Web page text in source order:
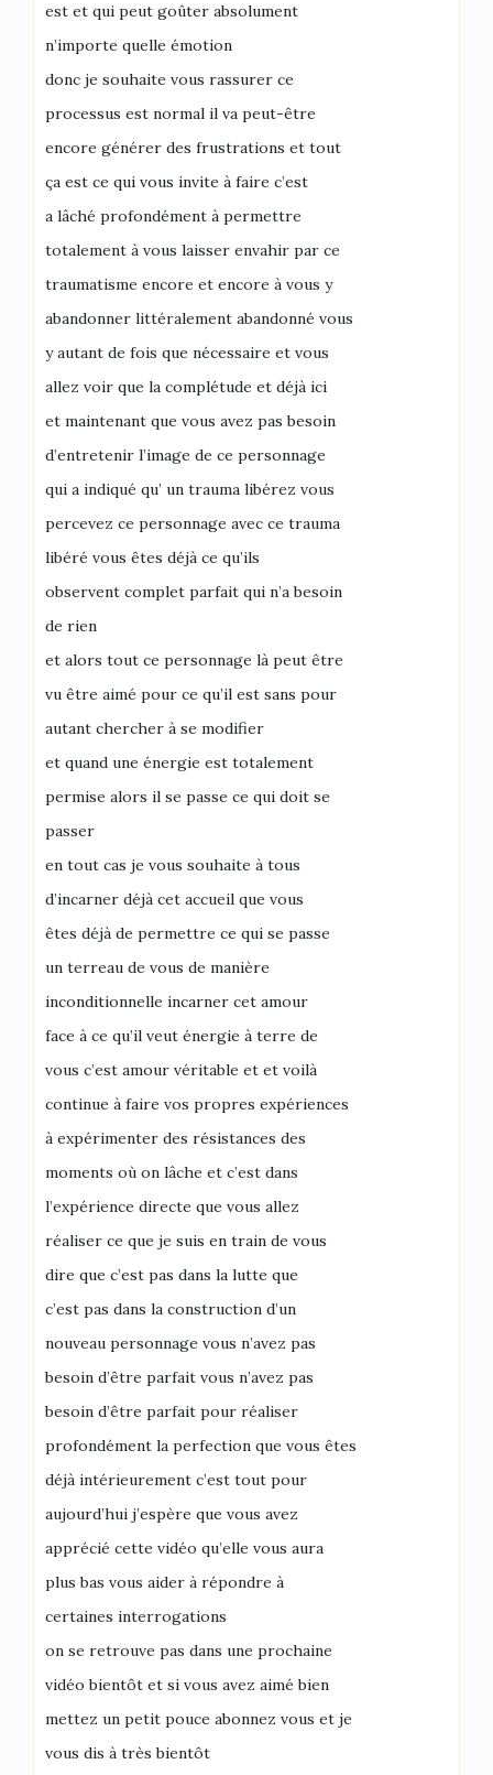
est et qui peut goûter absolument
n’importe quelle émotion
donc je souhaite vous rassurer ce
processus est normal il va peut-être
encore générer des frustrations et tout
ça est ce qui vous invite à faire c’est
a lâché profondément à permettre
totalement à vous laisser envahir par ce
traumatisme encore et encore à vous y
abandonner littéralement abandonné vous
y autant de fois que nécessaire et vous
allez voir que la complétude et déjà ici
et maintenant que vous avez pas besoin
d’entretenir l’image de ce personnage
qui a indiqué qu’ un trauma libérez vous
percevez ce personnage avec ce trauma
libéré vous êtes déjà ce qu’ils
observent complet parfait qui n’a besoin
de rien
et alors tout ce personnage là peut être
vu être aimé pour ce qu’il est sans pour
autant chercher à se modifier
et quand une énergie est totalement
permise alors il se passe ce qui doit se
passer
en tout cas je vous souhaite à tous
d’incarner déjà cet accueil que vous
êtes déjà de permettre ce qui se passe
un terreau de vous de manière
inconditionnelle incarner cet amour
face à ce qu’il veut énergie à terre de
vous c’est amour véritable et et voilà
continue à faire vos propres expériences
à expérimenter des résistances des
moments où on lâche et c’est dans
l’expérience directe que vous allez
réaliser ce que je suis en train de vous
dire que c’est pas dans la lutte que
c’est pas dans la construction d’un
nouveau personnage vous n’avez pas
besoin d’être parfait vous n’avez pas
besoin d’être parfait pour réaliser
profondément la perfection que vous êtes
déjà intérieurement c’est tout pour
aujourd’hui j’espère que vous avez
apprécié cette vidéo qu’elle vous aura
plus bas vous aider à répondre à
certaines interrogations
on se retrouve pas dans une prochaine
vidéo bientôt et si vous avez aimé bien
mettez un petit pouce abonnez vous et je
vous dis à très bientôt